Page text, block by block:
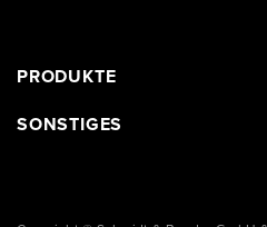
PRODUKTE
SONSTIGES